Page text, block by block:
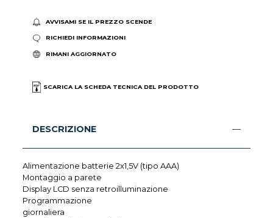
AVVISAMI SE IL PREZZO SCENDE
RICHIEDI INFORMAZIONI
RIMANI AGGIORNATO
SCARICA LA SCHEDA TECNICA DEL PRODOTTO
DESCRIZIONE
Alimentazione batterie 2x1,5V (tipo AAA)
Montaggio a parete
Display LCD senza retroilluminazione
Programmazione
giornaliera